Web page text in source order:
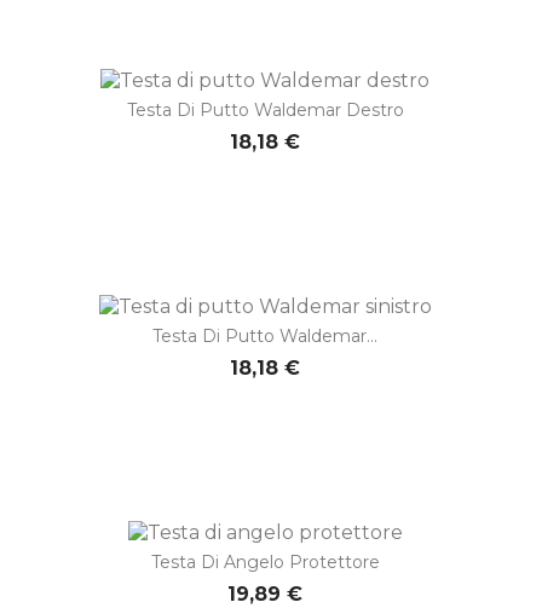
Testa Di Putto Waldemar Destro
18,18 €
Testa Di Putto Waldemar...
18,18 €
Testa Di Angelo Protettore
19,89 €